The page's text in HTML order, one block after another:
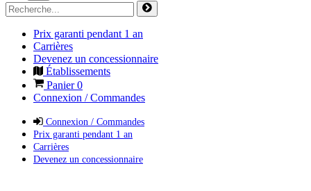
Prix garanti pendant 1 an
Carrières
Devenez un concessionnaire
Établissements
Panier0
Connexion / Commandes
Connexion / Commandes
Prix garanti pendant 1 an
Carrières
Devenez un concessionnaire